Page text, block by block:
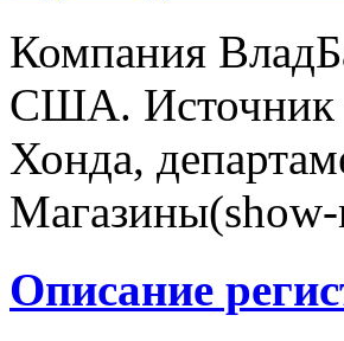
Компания
США. Источник
Хонда,
Описание